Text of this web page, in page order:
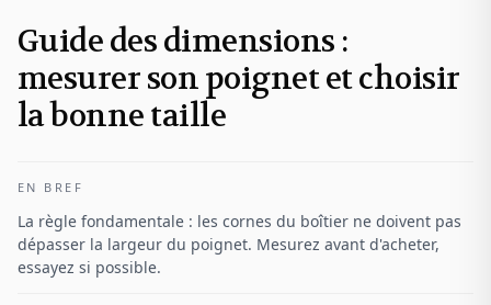
Guide des dimensions :
mesurer son poignet et choisir
la bonne taille
EN BREF
La règle fondamentale : les cornes du boîtier ne doivent pas
dépasser la largeur du poignet. Mesurez avant d'acheter,
essayez si possible.